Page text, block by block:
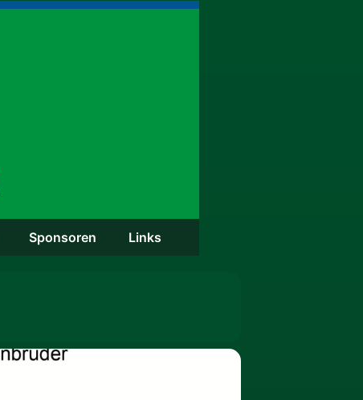
Spon­so­ren Links